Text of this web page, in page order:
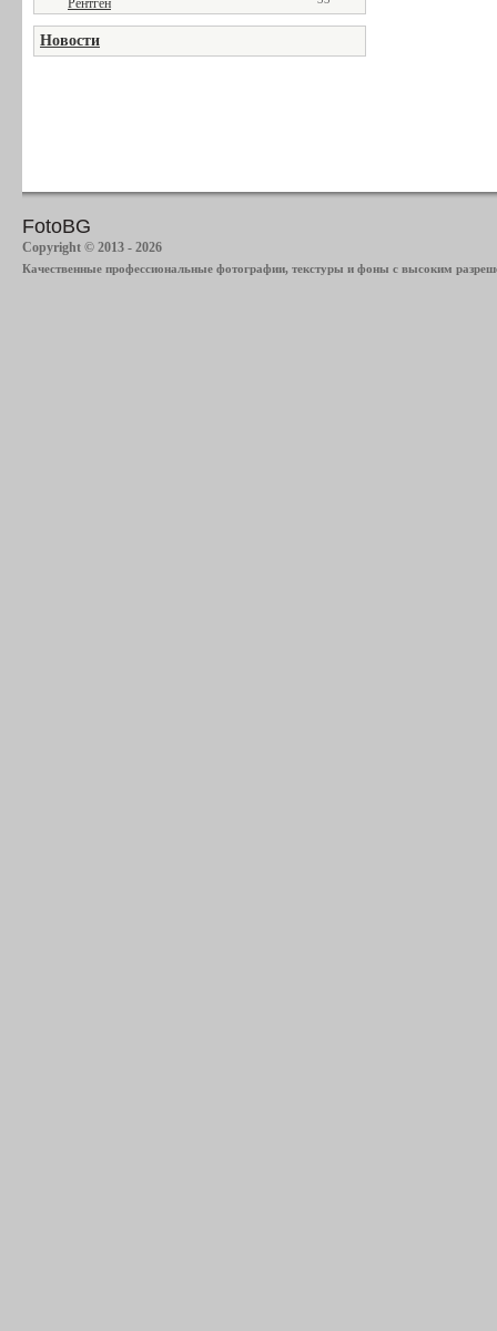
Рентген
Новости
FotoBG
Copyright © 2013 - 2026
Качественные профессиональные фотографии, текстуры и фоны с высоким